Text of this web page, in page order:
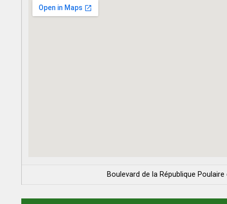
Boulevard de la République